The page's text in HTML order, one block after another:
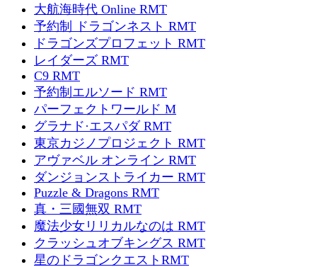
大航海時代 Online RMT
予約制 ドラゴンネスト RMT
ドラゴンズプロフェット RMT
レイダーズ RMT
C9 RMT
予約制エルソード RMT
パーフェクトワールド M
グラナド·エスパダ RMT
東京カジノプロジェクト RMT
アヴァベル オンライン RMT
ダンジョンストライカー RMT
Puzzle & Dragons RMT
真・三國無双 RMT
魔法少女リリカルなのは RMT
クラッシュオブキングス RMT
星のドラゴンクエストRMT